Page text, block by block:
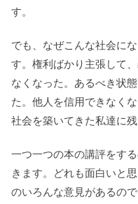
す。
でも、なぜこんな社会に
す。権利ばかり主張して
なくなった。あるべき状
た。他人を信用できなく
社会を築いてきた私達に残
一つ一つの本の講評をす
きます。どれも面白いと
のいろんな意見があるの